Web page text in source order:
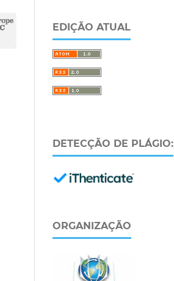
EDIÇÃO ATUAL
DETECÇÃO DE PLÁGIO:
ORGANIZAÇÃO